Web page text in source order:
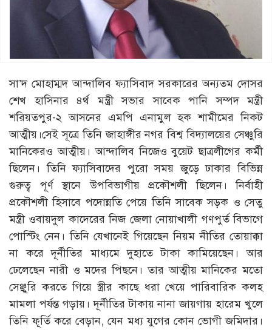
সা’দ মোহাম্মদ আন্দালিব ফ্যাসিবাদ সরকারের অন্যতম দোসর
শেখ হাসিনার ৪র্থ মন্ত্রী সভার সাবেক পানি সম্পদ মন্ত্রী
শরিয়তপুর-২ আসনের এমপি এনামুল হক শামীমের নিকট
আত্মীয়।সেই সূত্রে তিনি জাহাঙ্গীর নগর বিশ্ব বিদ্যালয়ের সেঞ্চুরি
মানিকেরও আত্মীয়। আন্দালিব নিজেও বুয়েট ছাত্রলীগের কর্মী
ছিলেন। তিনি ফ্যাসিবাদের পুরো সময় জুড়ে ঢাকার বিভিন্ন
গুরুত্ব পূর্ণ স্থানে উপবিভাগীয় প্রকৌশলী ছিলেন। নির্বাহী
প্রকৌশলী হিসাবে পদোন্নতি পেয়ে তিনি সাবেক সড়ক ও সেতু
মন্ত্রী ওবায়দুল কাদেরের নিজ জেলা নোয়াখালী গণপুর্ত বিভাগে
পোস্টিং নেন। তিনি যেখানেই গিয়েছেন নিয়ম নীতির তোয়াক্কা
না করে দূর্নীতির মাধ্যমে দুহাতে টাকা কামিয়েছেন। আর
ঢেলেছেন নারী ও মদের পিছনে। তার আত্মীয় মানিকের মতো
সেঞ্ছুরি করতে গিয়ে স্ত্রীর কাছে ধরা খেয়ে পারিবারিক কলহ
মামলা পর্যন্ত গড়ায়। দূর্নীতির টাকায় নানা জায়গায় হারেম খুলে
তিনি ফূর্তি করে বেড়ান, যেন মধ্য যুগের কোন ভোগী জমিদার।